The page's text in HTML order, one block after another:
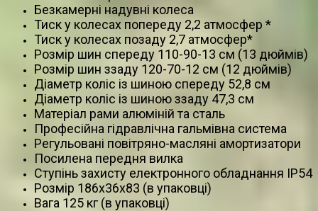
Безкамерні надувні колеса
Тиск у колесах попереду 2,2 атмосфер *
Тиск у колесах позаду 2,7 атмосфер*
Розмір шин спереду 110-90-13 см (13 дюймів)
Розмір шин ззаду 120-70-12 см (12 дюймів)
Діаметр коліс із шиною спереду 52,8 см
Діаметр коліс із шиною ззаду 47,3 см
Матеріал рами алюміній та сталь
Професійна гідравлічна гальмівна система
Регульовані повітряно-масляні амортизатори
Посилена передня вилка
Ступінь захисту електронного обладнання IP54
Розмір 186х36х83 (в упаковці)
Вага 125 кг (в упаковці)